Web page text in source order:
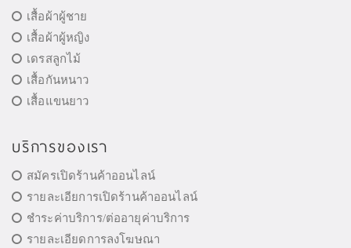
เสื้อผ้าผู้ชาย
เสื้อผ้าผู้หญิง
เดรสลูกไม้
เสื้อกันหนาว
เสื้อแขนยาว
บริการของเรา
สมัครเปิดร้านค้าออนไลน์
รายละเอียการเปิดร้านค้าออนไลน์
ชำระค่าบริการ/ต่ออายุค่าบริการ
รายละเอียดการลงโฆษณา